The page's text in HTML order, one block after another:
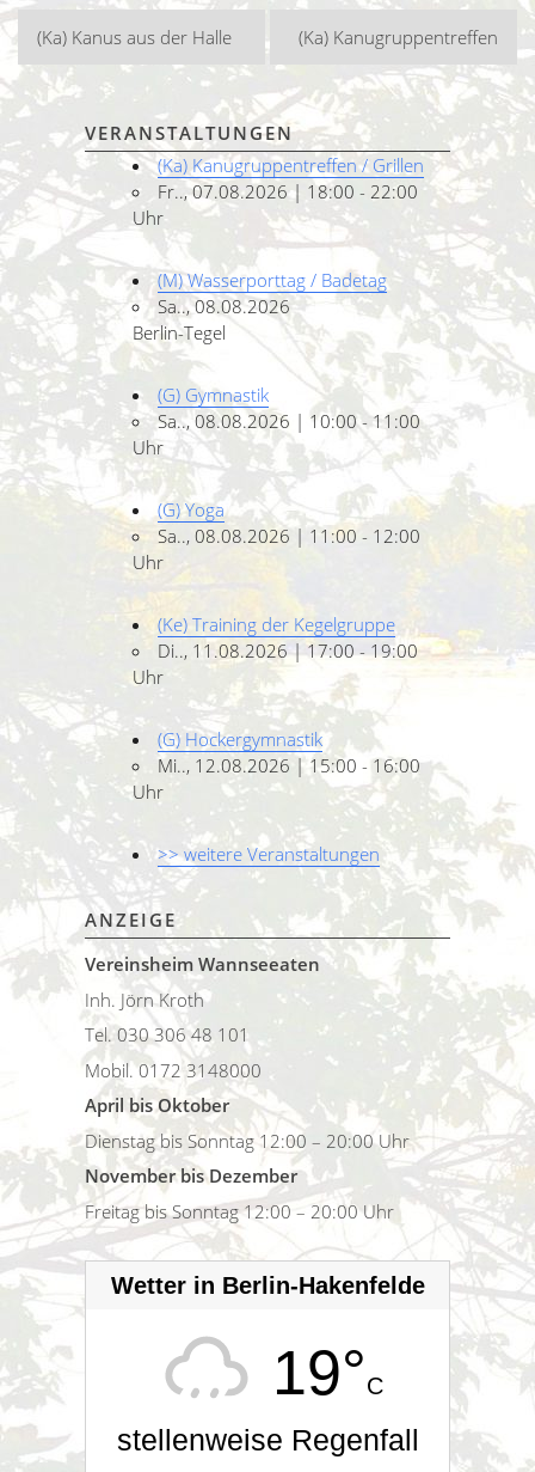
Beitragsnavigation
(Ka) Kanus aus der Halle (Ka) Kanugruppentreffen
VERANSTALTUNGEN
(Ka) Kanugruppentreffen / Grillen
Fr.., 07.08.2026 | 18:00 - 22:00
Uhr
(M) Wasserporttag / Badetag
Sa.., 08.08.2026
Berlin-Tegel
(G) Gymnastik
Sa.., 08.08.2026 | 10:00 - 11:00
Uhr
(G) Yoga
Sa.., 08.08.2026 | 11:00 - 12:00
Uhr
(Ke) Training der Kegelgruppe
Di.., 11.08.2026 | 17:00 - 19:00
Uhr
(G) Hockergymnastik
Mi.., 12.08.2026 | 15:00 - 16:00
Uhr
>> weitere Veranstaltungen
ANZEIGE
Vereinsheim Wannseeaten
Inh. Jörn Kroth
Tel. 030 306 48 101
Mobil. 0172 3148000
April bis Oktober
Dienstag bis Sonntag 12:00 – 20:00 Uhr
November bis Dezember
Freitag bis Sonntag 12:00 – 20:00 Uhr
Wetter in Berlin-Hakenfelde
19°C
stellenweise Regenfall